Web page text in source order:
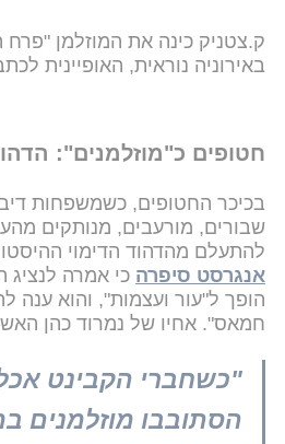
ק.צטניק כינה את המוזלמן
באירוניה נוראית, האופיינית
חטופים כ"מוזלמנים":
בכיכר החטופים, כשמשפחות
שבורים, מורעבים, מנותקים
להתעלם מהדהוד הדימוי
אנגרסט סיפרה כי אמרה לנציג
הופך ל"עור ועצמות", והוא ענה
חמאס". אחיו של נמרוד כהן
"כשחברי הקבינט
הסתובבו מוזלמנים